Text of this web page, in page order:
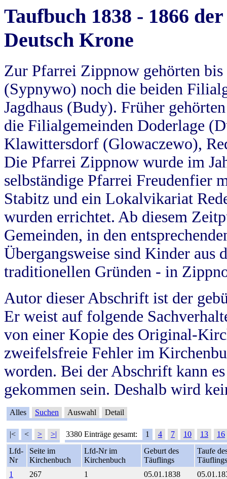
Taufbuch 1838 - 1866
Deutsch Krone
Zur Pfarrei Zippnow gehörten
(Sypnywo) noch die beiden
Jagdhaus (Budy). Früher
die Filialgemeinden Doderlage
Klawittersdorf (Glowaczewo),
Die Pfarrei Zippnow wurde im
selbständige Pfarrei Freudenfier
Stabitz und ein Lokalvikariat
wurden errichtet. Ab diesem
Gemeinden, in den
Übergangsweise sind Kinder aus
traditionellen Gründen - in
Autor dieser Abschrift ist der
Er weist auf folgende
von einer Kopie des Original-
zweifelsfreie Fehler im
worden. Bei der Abschrift kann
gekommen sein. Deshalb wird
Alles Suchen Auswahl Detail
|< < > >| 3380 Einträge gesamt: 1 4 7 10 13
16
Lfd-
Nr
Seite im
Kirchenbuch
Lfd-Nr im
Kirchenbuch
Geburt des
Täuflings
Taufe
Täuflings
1
267 1 05.01.1838